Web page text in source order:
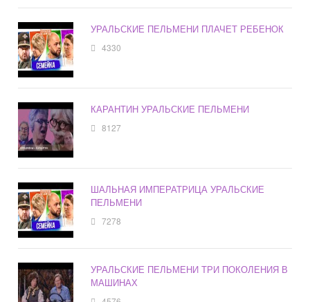
УРАЛЬСКИЕ ПЕЛЬМЕНИ ПЛАЧЕТ РЕБЕНОК
4330
КАРАНТИН УРАЛЬСКИЕ ПЕЛЬМЕНИ
8127
ШАЛЬНАЯ ИМПЕРАТРИЦА УРАЛЬСКИЕ
ПЕЛЬМЕНИ
7278
УРАЛЬСКИЕ ПЕЛЬМЕНИ ТРИ ПОКОЛЕНИЯ В
МАШИНАХ